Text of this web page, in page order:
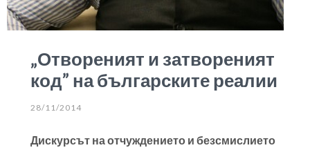
„Отвореният и затвореният
код” на българските реалии
28/11/2014
Дискурсът на отчуждението и безсмислието